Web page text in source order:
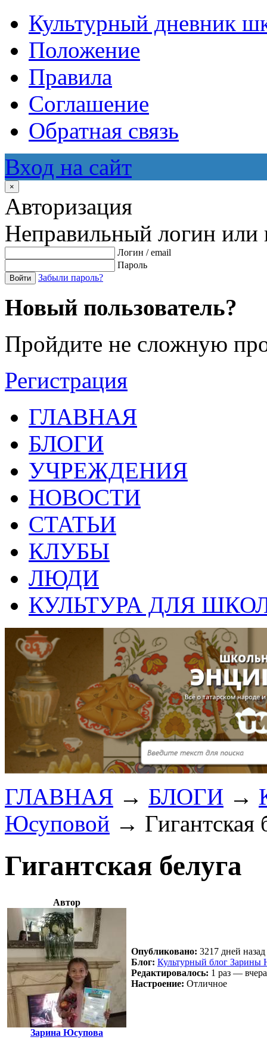
Культурный дневник
Положение
Правила
Соглашение
Обратная связь
Вход на сайт
×
Авторизация
Неправильный логин или
Логин / email
Пароль
Войти Забыли пароль?
Новый пользователь?
Пройдите не сложную
Регистрация
ГЛАВНАЯ
БЛОГИ
УЧРЕЖДЕНИЯ
НОВОСТИ
СТАТЬИ
КЛУБЫ
ЛЮДИ
КУЛЬТУРА ДЛЯ
ГЛАВНАЯ → БЛОГИ →
Юсуповой → Гигантская
Гигантская белуга
Автор
Зарина Юсупова
Опубликовано: 3217 дней
Блог: Культурный блог Зарины
Редактировалось: 1 раз —
Настроение: Отличное